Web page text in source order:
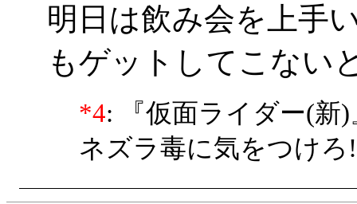
明日は飲み会を上手
もゲットしてこない
*4: 『仮面ライダー(新
ネズラ毒に気をつけろ